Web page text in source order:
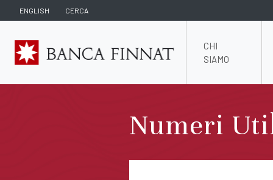
ENGLISH CERCA
CHI
SIAMO
Numeri